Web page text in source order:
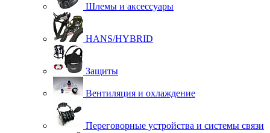
Шлемы и аксессуары
HANS/HYBRID
Защиты
Вентиляция и охлаждение
Переговорные устройства и системы связи